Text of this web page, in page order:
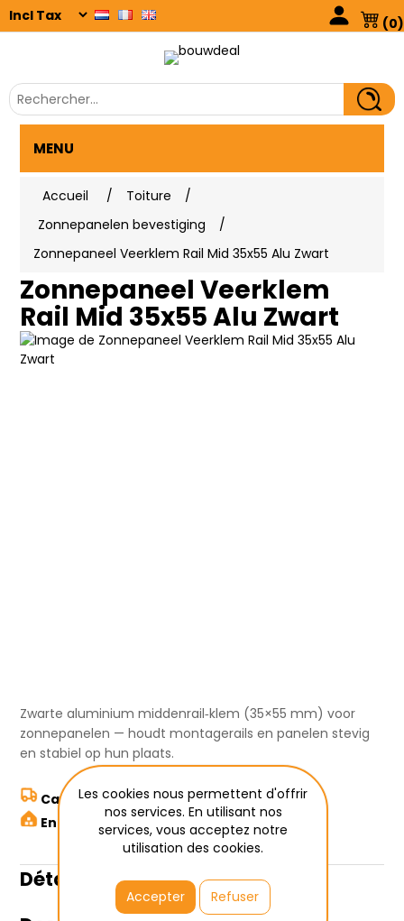
(0)
MENU
Accueil / Toiture
/
Zonnepanelen bevestiging
/
Zonnepaneel Veerklem Rail Mid 35x55 Alu Zwart
Zonnepaneel Veerklem
Rail Mid 35x55 Alu Zwart
Zwarte aluminium middenrail‑klem (35×55 mm) voor
zonnepanelen — houdt montagerails en panelen stevig
en stabiel op hun plaats.
Calculer les frais de transport ici
Enlèvement à Wetteren
Détails du produit
Les cookies nous permettent d'offrir
nos services. En utilisant nos
services, vous acceptez notre
utilisation des cookies.
Accepter
Refuser